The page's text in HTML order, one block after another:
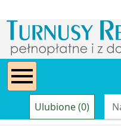
Ulubione (0)